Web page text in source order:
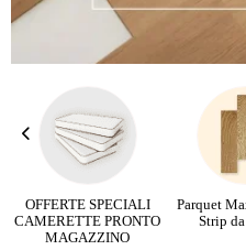
OFFERTE SPECIALI
CAMERETTE PRONTO
MAGAZZINO
Parquet
Strip